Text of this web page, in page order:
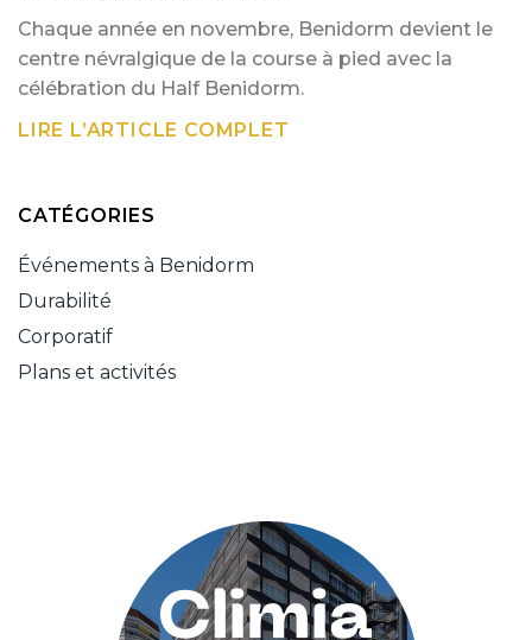
Chaque année en novembre, Benidorm devient le
centre névralgique de la course à pied avec la
célébration du Half Benidorm.
LIRE L’ARTICLE COMPLET
CATÉGORIES
Événements à Benidorm
Durabilité
Corporatif
Plans et activités